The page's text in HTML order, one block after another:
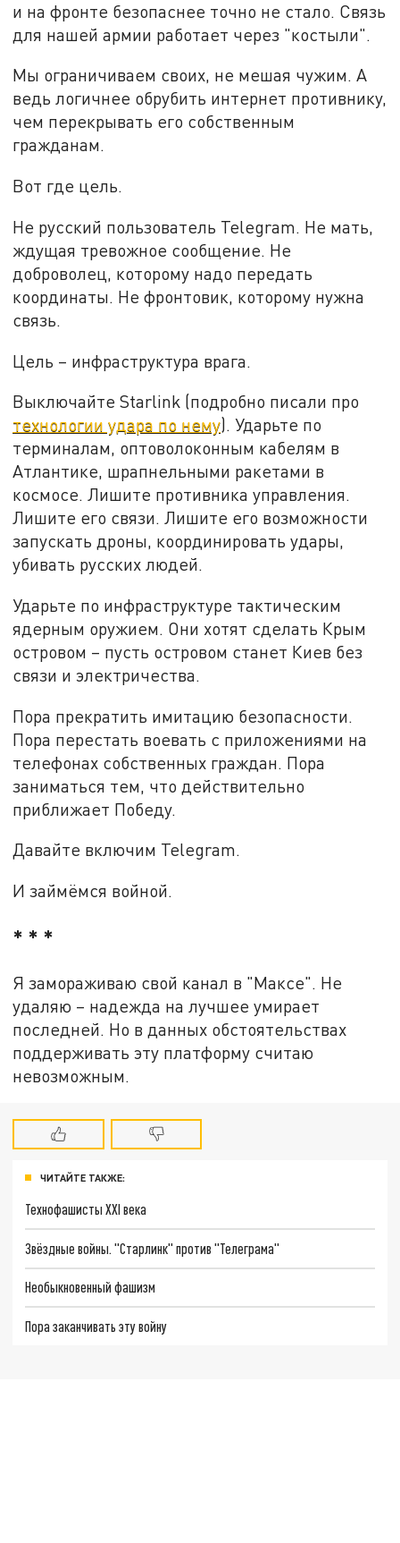
и на фронте безопаснее точно не стало. Связь
для нашей армии работает через "костыли".
Мы ограничиваем своих, не мешая чужим. А
ведь логичнее обрубить интернет противнику,
чем перекрывать его собственным
гражданам.
Вот где цель.
Не русский пользователь Telegram. Не мать,
ждущая тревожное сообщение. Не
доброволец, которому надо передать
координаты. Не фронтовик, которому нужна
связь.
Цель – инфраструктура врага.
Выключайте Starlink (подробно писали про
технологии удара по нему). Ударьте по
терминалам, оптоволоконным кабелям в
Атлантике, шрапнельными ракетами в
космосе. Лишите противника управления.
Лишите его связи. Лишите его возможности
запускать дроны, координировать удары,
убивать русских людей.
Ударьте по инфраструктуре тактическим
ядерным оружием. Они хотят сделать Крым
островом – пусть островом станет Киев без
связи и электричества.
Пора прекратить имитацию безопасности.
Пора перестать воевать с приложениями на
телефонах собственных граждан. Пора
заниматься тем, что действительно
приближает Победу.
Давайте включим Telegram.
И займёмся войной.
* * *
Я замораживаю свой канал в "Максе". Не
удаляю – надежда на лучшее умирает
последней. Но в данных обстоятельствах
поддерживать эту платформу считаю
невозможным.
ЧИТАЙТЕ ТАКЖЕ:
Технофашисты XXI века
Звёздные войны. "Старлинк" против "Телеграма"
Необыкновенный фашизм
Пора заканчивать эту войну